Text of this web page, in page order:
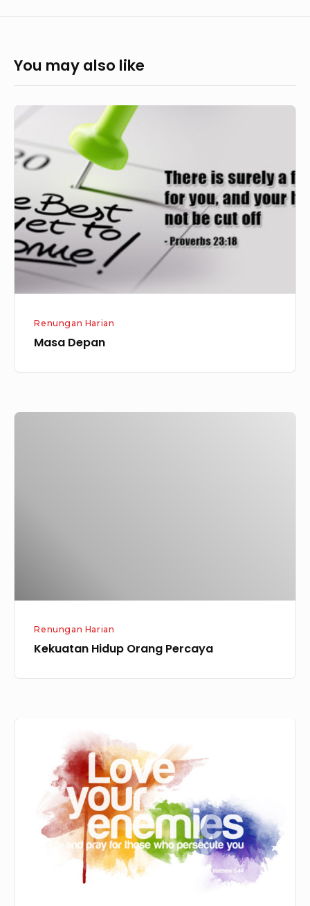
You may also like
Renungan Harian
Masa Depan
Renungan Harian
Kekuatan Hidup Orang Percaya
Mengasihi
Musuh